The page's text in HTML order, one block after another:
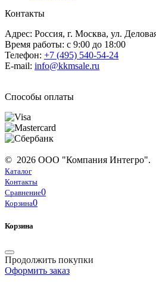
Контакты
Адрес: Россия, г. Москва, ул.
Время работы: с 9:00 до 18:00
Телефон: +7 (495) 540-54-24
E-mail: info@kkmsale.ru
Способы оплаты
© 2026 ООО "Компания Интегро".
Каталог
Контакты
Сравнение0
Корзина0
Корзина
Продолжить покупки
Оформить заказ